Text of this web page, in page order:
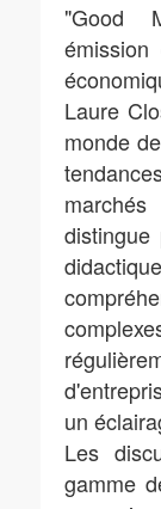
"Good
émission
Laure
monde
un
Les
gamme